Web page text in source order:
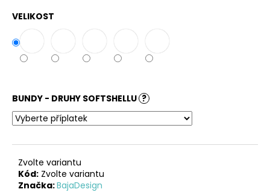
VELIKOST
BUNDY - DRUHY SOFTSHELLU ?
Zvolte variantu
Kód: Zvolte variantu
Značka:BajaDesign
D
o
p
u
č
u
j
e
m
e